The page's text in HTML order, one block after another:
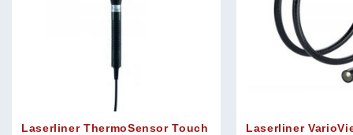
Laserliner ThermoSensor Touch Laserliner